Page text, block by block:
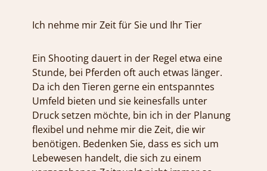
Ich nehme mir Zeit für Sie und Ihr Tier
Ein Shooting dauert in der Regel etwa eine
Stunde, bei Pferden oft auch etwas länger.
Da ich den Tieren gerne ein entspanntes
Umfeld bieten und sie keinesfalls unter
Druck setzen möchte, bin ich in der Planung
flexibel und nehme mir die Zeit, die wir
benötigen. Bedenken Sie, dass es sich um
Lebewesen handelt, die sich zu einem